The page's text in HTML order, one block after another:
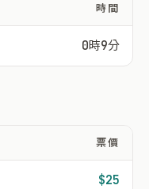
時間
0時9分
票價
$25